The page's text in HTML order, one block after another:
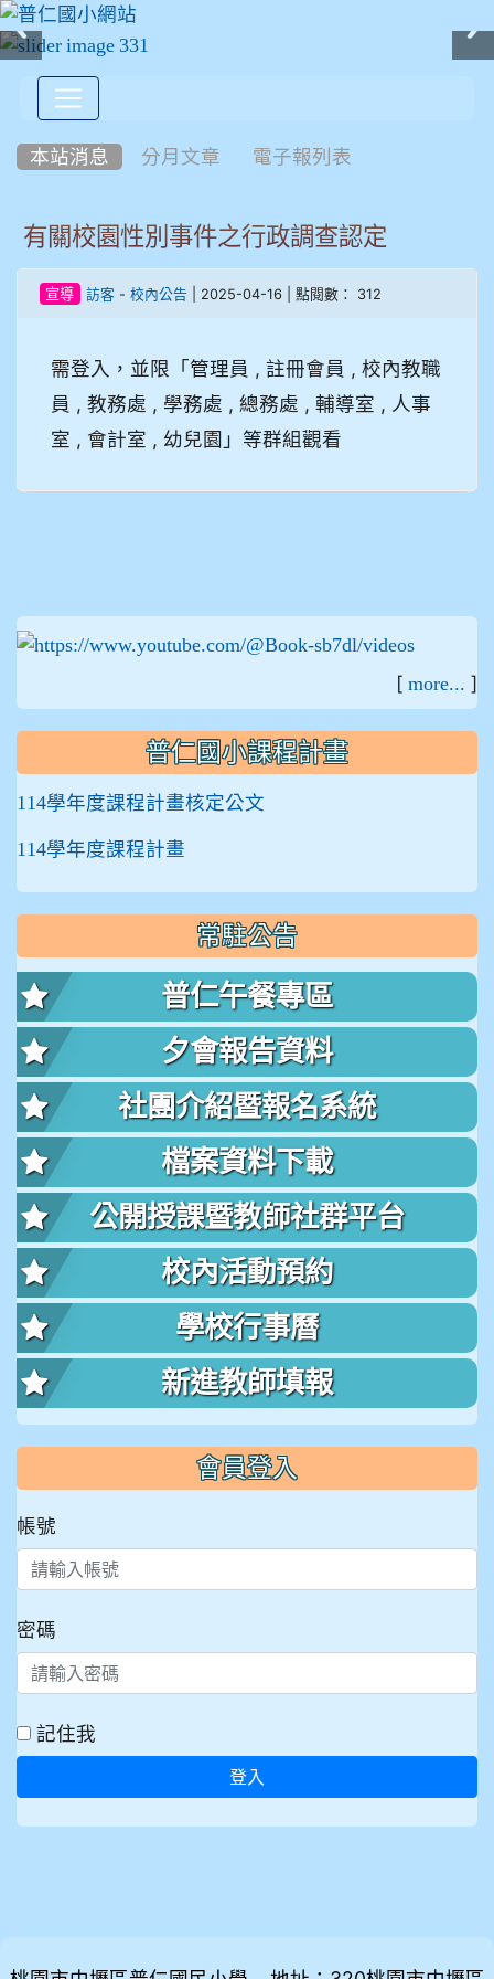
本站消息 分月文章 電子報列表
有關校園性別事件之行政調查認定
宣導 訪客- 校內公告 | 2025-04-16 | 點閱數： 312
需登入，並限「管理員 , 註冊會員 , 校內教職
員 , 教務處 , 學務處 , 總務處 , 輔導室 , 人事
室 , 會計室 , 幼兒園」等群組觀看
[ more... ]
普仁國小課程計畫
114學年度課程計畫核定公文
114學年度課程計畫
常駐公告
普仁午餐專區
夕會報告資料
社團介紹暨報名系統
檔案資料下載
公開授課暨教師社群平台
校內活動預約
學校行事曆
新進教師填報
會員登入
帳號
密碼
記住我
登入